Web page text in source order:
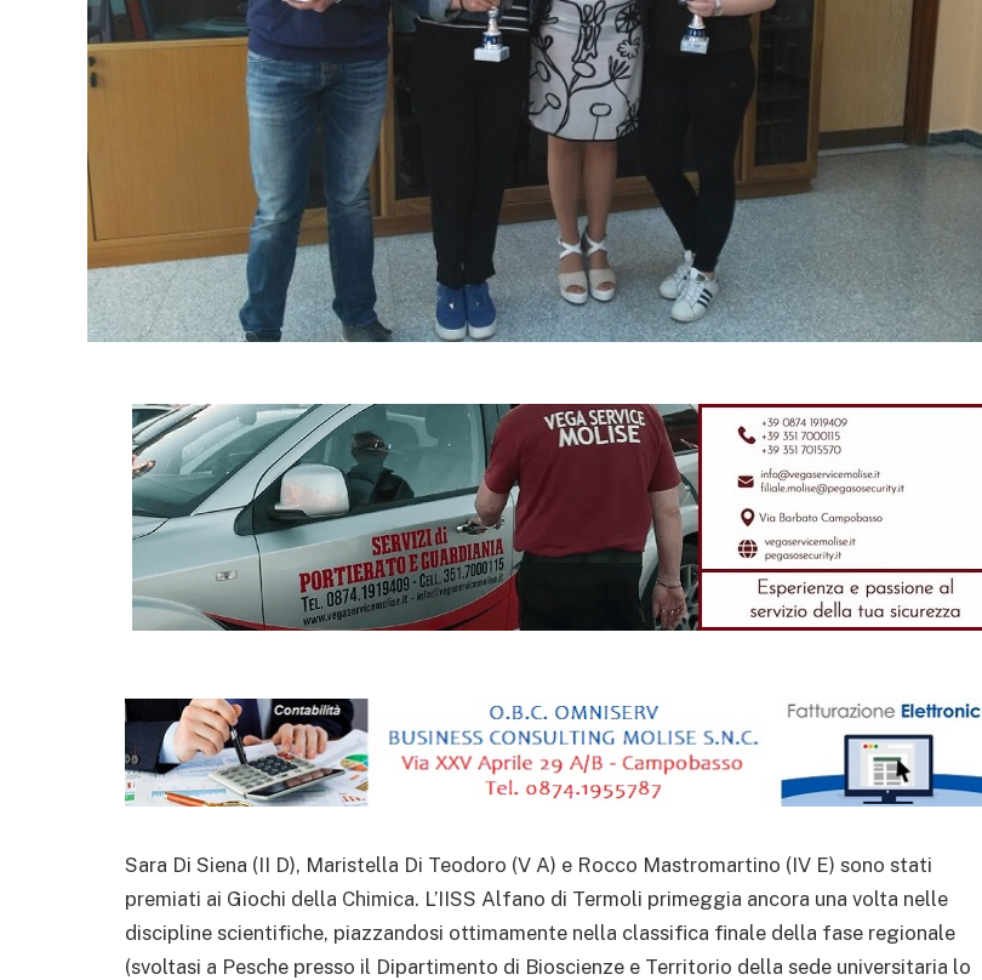
Sara Di Siena (II D), Maristella Di Teodoro (V A) e Rocco Mastromartino (IV E) sono stati
premiati ai Giochi della Chimica. L’IISS Alfano di Termoli primeggia ancora una volta nelle
discipline scientifiche, piazzandosi ottimamente nella classifica finale della fase regionale
(svoltasi a Pesche presso il Dipartimento di Bioscienze e Territorio della sede universitaria lo